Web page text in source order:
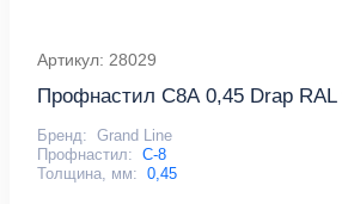
Артикул: 28029
Профнастил С8А 0,45 Drap RAL
Бренд: Grand Line
Профнастил: С-8
Толщина, мм: 0,45